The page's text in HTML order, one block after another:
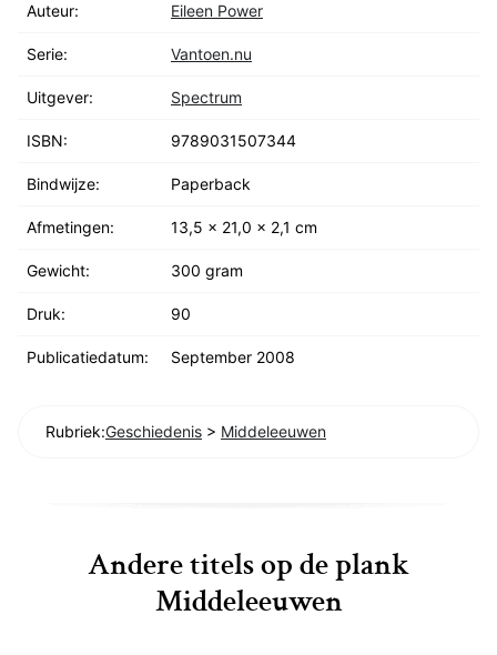
Auteur: Eileen Power
Serie: Vantoen.nu
Uitgever: Spectrum
ISBN: 9789031507344
Bindwijze: Paperback
Afmetingen: 13,5 x 21,0 x 2,1 cm
Gewicht: 300 gram
Druk: 90
Publicatiedatum: September 2008
Rubriek:Geschiedenis > Middeleeuwen
Andere titels op de plank
Middeleeuwen